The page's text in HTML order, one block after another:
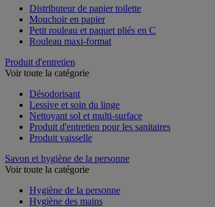
Distributeur de papier toilette
Mouchoir en papier
Petit rouleau et paquet pliés en C
Rouleau maxi-format
Produit d'entretien
Voir toute la catégorie
Désodorisant
Lessive et soin du linge
Nettoyant sol et multi-surface
Produit d'entretien pour les sanitaires
Produit vaisselle
Savon et hygiène de la personne
Voir toute la catégorie
Hygiène de la personne
Hygiène des mains